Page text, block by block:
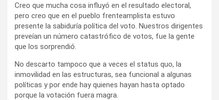
Creo que mucha cosa influyó en el resultado electoral,
pero creo que en el pueblo frenteamplista estuvo
presente la sabiduría política del voto. Nuestros dirigentes
preveían un número catastrófico de votos, fue la gente
que los sorprendió.
No descarto tampoco que a veces el status quo, la
inmovilidad en las estructuras, sea funcional a algunas
políticas y por ende hay quienes hayan hasta optado
porque la votación fuera magra.